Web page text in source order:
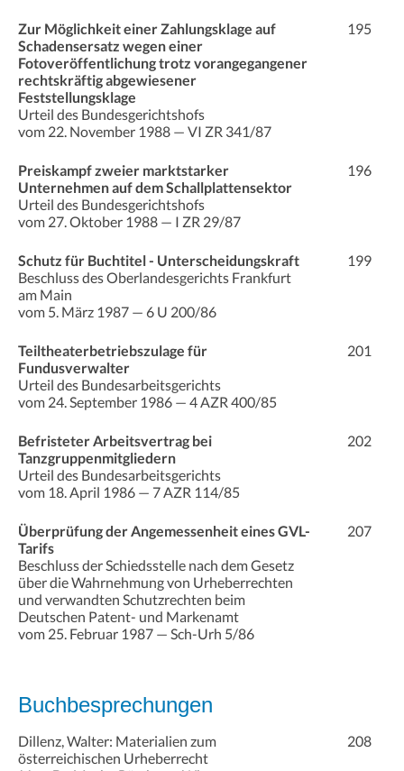
Zur Möglichkeit einer Zahlungsklage auf
Schadensersatz wegen einer
Fotoveröffentlichung trotz vorangegangener
rechtskräftig abgewiesener
Feststellungsklage
Urteil des Bundesgerichtshofs
vom 22. November 1988 — VI ZR 341/87
195
Preiskampf zweier marktstarker
Unternehmen auf dem Schallplattensektor
Urteil des Bundesgerichtshofs
vom 27. Oktober 1988 — I ZR 29/87
196
Schutz für Buchtitel - Unterscheidungskraft
Beschluss des Oberlandesgerichts Frankfurt
am Main
vom 5. März 1987 — 6 U 200/86
199
Teiltheaterbetriebszulage für
Fundusverwalter
Urteil des Bundesarbeitsgerichts
vom 24. September 1986 — 4 AZR 400/85
201
Befristeter Arbeitsvertrag bei
Tanzgruppenmitgliedern
Urteil des Bundesarbeitsgerichts
vom 18. April 1986 — 7 AZR 114/85
202
Überprüfung der Angemessenheit eines GVL-
Tarifs
Beschluss der Schiedsstelle nach dem Gesetz
über die Wahrnehmung von Urheberrechten
und verwandten Schutzrechten beim
Deutschen Patent- und Markenamt
vom 25. Februar 1987 — Sch-Urh 5/86
207
Buchbesprechungen
Dillenz, Walter: Materialien zum
österreichischen Urheberrecht
208